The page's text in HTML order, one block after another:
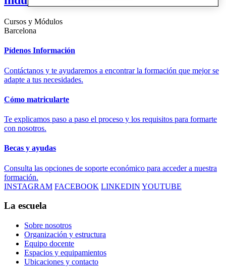
Cursos y Módulos
Barcelona
Pídenos Información
Contáctanos y te ayudaremos a encontrar la formación que mejor se
adapte a tus necesidades.
Cómo matricularte
Te explicamos paso a paso el proceso y los requisitos para formarte
con nosotros.
Becas y ayudas
Consulta las opciones de soporte económico para acceder a nuestra
formación.
INSTAGRAM FACEBOOK LINKEDIN YOUTUBE
La escuela
Sobre nosotros
Organización y estructura
Equipo docente
Espacios y equipamientos
Ubicaciones y contacto